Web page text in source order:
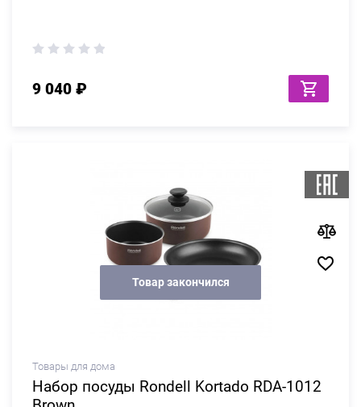
9 040 ₽
Товар закончился
Товары для дома
Набор посуды Rondell Kortado RDA-1012